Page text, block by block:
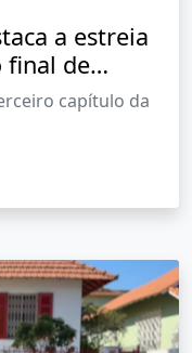
a estreia
final de
mês dascapítulo da